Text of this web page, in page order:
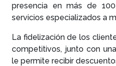
presencia en más de
servicios especializados a
La fidelización de los
competitivos, junto con
le permite recibir